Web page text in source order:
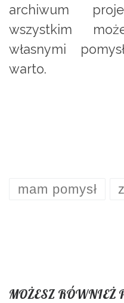
archiwum
wszystkim
własnymi
warto.
mam pomysł
MOŻESZ RÓWNIEŻ